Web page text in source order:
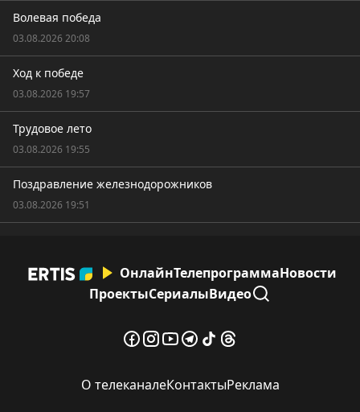
Волевая победа
03.08.2026 20:08
Ход к победе
03.08.2026 19:57
Трудовое лето
03.08.2026 19:55
Поздравление железнодорожников
03.08.2026 19:51
ОнлайнТелепрограммаНовости
ПроектыСериалыВидео
О телеканалеКонтактыРеклама